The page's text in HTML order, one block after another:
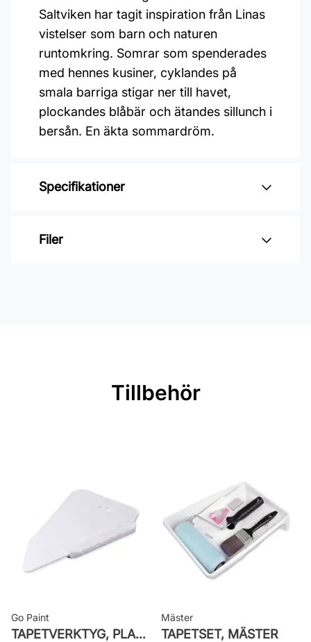
Saltviken har tagit inspiration från Linas
vistelser som barn och naturen
runtomkring. Somrar som spenderades
med hennes kusiner, cyklandes på
smala barriga stigar ner till havet,
plockandes blåbär och ätandes sillunch i
bersån. En äkta sommardröm.
Specifikationer
Varumärke: Midbec Tapeter
Rekommenderat lim: Hernia non
48001
Filer
Tillbehör
Go Paint
TAPETVERKTYG, PLAST GO PAINT
Mäster
TAPETSET, MÄSTER